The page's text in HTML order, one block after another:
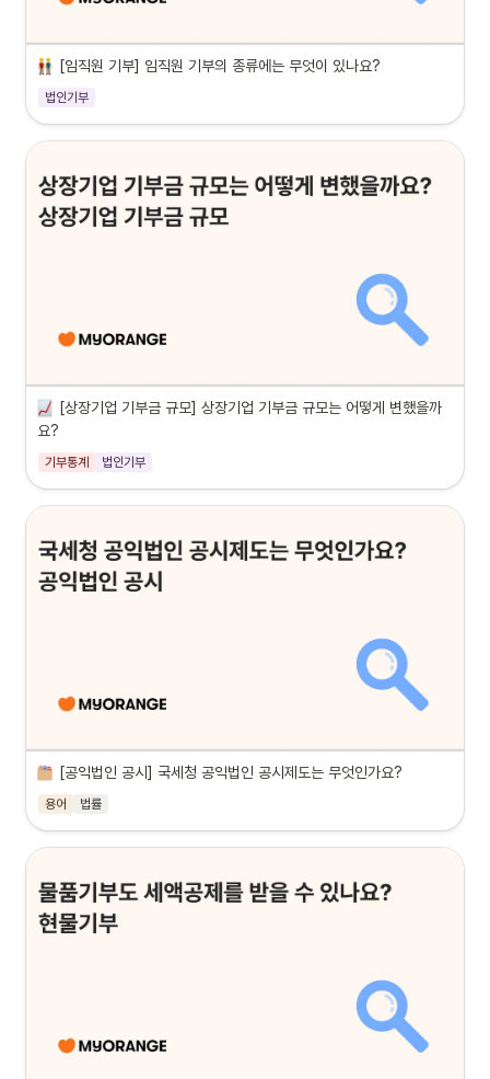
[임직원 기부] 임직원 기부의 종류에는 무엇이 있나요?
법인기부
[상장기업 기부금 규모] 상장기업 기부금 규모는 어떻게 변했을까
요?
기부통계 법인기부
[공익법인 공시] 국세청 공익법인 공시제도는 무엇인가요?
용어 법률